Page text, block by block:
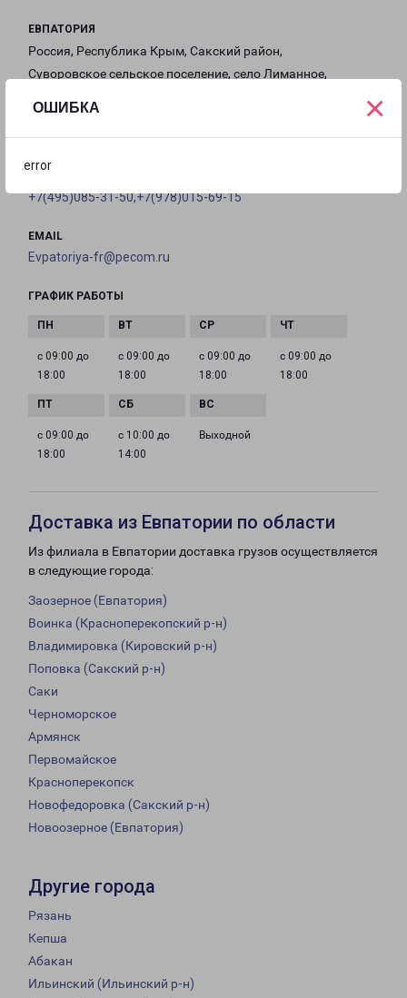
ОШИБКА
error
×
ЕВПАТОРИЯ
Россия, Республика Крым, Сакский район,
Суворовское сельское поселение, село Лиманное,
на карте
+7(495)085-31-50,+7(978)015-69-15
EMAIL
Evpatoriya-fr@pecom.ru
ГРАФИК РАБОТЫ
с 09:00 до
18:00
с 09:00 до
18:00
с 09:00 до
18:00
с 09:00 до
18:00
с 09:00 до
18:00
с 10:00 до
14:00
Выходной
Доставка из Евпатории по области
Из филиала в Евпатории доставка грузов осуществляется
в следующие города:
Заозерное (Евпатория)
Воинка (Красноперекопский р-н)
Владимировка (Кировский р-н)
Поповка (Сакский р-н)
Саки
Черноморское
Армянск
Первомайское
Красноперекопск
Новофедоровка (Сакский р-н)
Новоозерное (Евпатория)
Другие города
Рязань
Кепша
Абакан
Ильинский (Ильинский р-н)